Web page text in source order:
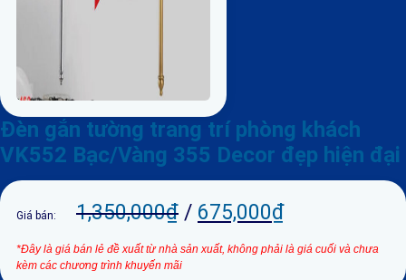
Đèn gắn tường trang trí phòng khách
VK552 Bạc/Vàng 355 Decor đẹp hiện đại
Giá bán: 1,350,000₫ / 675,000₫
*Đây là giá bán lẻ đề xuất từ nhà sản xuất, không phải là giá cuối và chưa
kèm các chương trình khuyến mãi